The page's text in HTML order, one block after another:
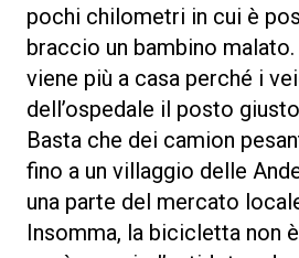
pochi chilometri in cui è
braccio un bambino
viene più a casa perché i
dell’ospedale il posto
Basta che dei camion
fino a un villaggio delle
una parte del mercato
Insomma, la bicicletta non